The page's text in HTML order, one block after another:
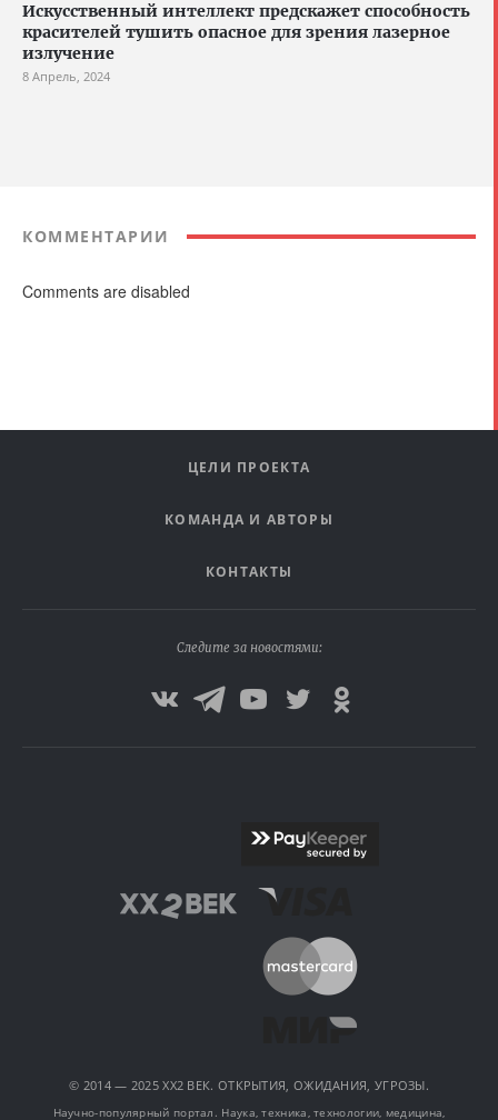
Искусственный интеллект предскажет способность
красителей тушить опасное для зрения лазерное
излучение
8 Апрель, 2024
КОММЕНТАРИИ
Comments are disabled
ЦЕЛИ ПРОЕКТА
КОМАНДА И АВТОРЫ
КОНТАКТЫ
Следите за новостями:
© 2014 — 2025 XX2 ВЕК. ОТКРЫТИЯ, ОЖИДАНИЯ, УГРОЗЫ.
Научно-популярный портал. Наука, техника, технологии, медицина,